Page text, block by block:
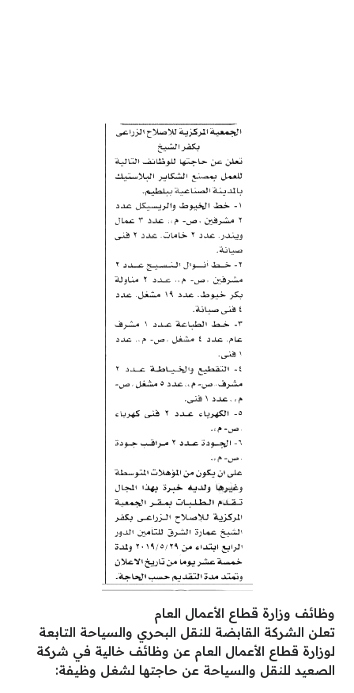
وظائف وزارة قطاع الأعمال العام
تعلن الشركة القابضة للنقل البحري والسياحة التابعة
لوزارة قطاع الأعمال العام عن وظائف خالية في شركة
الصعيد للنقل والسياحة عن حاجتها لشغل وظيفة: